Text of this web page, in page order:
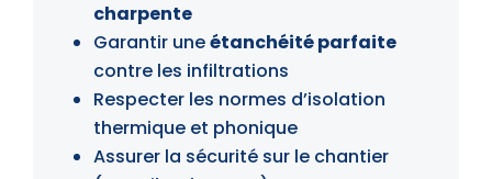
charpente
Garantir uneétanchéité parfaite
contre les infiltrations
Respecter les normes d’isolation
thermique et phonique
Assurer la sécurité sur le chantier